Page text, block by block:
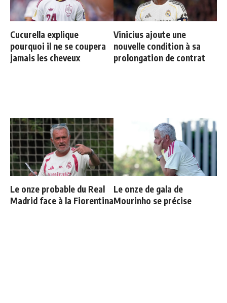
Cucurella explique
pourquoi il ne se coupera
jamais les cheveux
Vinicius ajoute une
nouvelle condition à sa
prolongation de contrat
Le onze probable du Real
Madrid face à la Fiorentina
Le onze de gala de
Mourinho se précise